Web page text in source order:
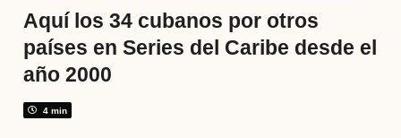
t
á
s
5
Aquí los 34 cubanos por otros
países en Series del Caribe desde el
año 2000
4 min